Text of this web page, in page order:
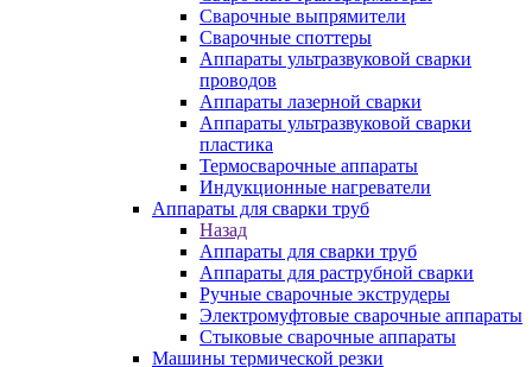
Сварочные выпрямители
Сварочные споттеры
Аппараты ультразвуковой сварки
проводов
Аппараты лазерной сварки
Аппараты ультразвуковой сварки
пластика
Термосварочные аппараты
Индукционные нагреватели
Аппараты для сварки труб
Назад
Аппараты для сварки труб
Аппараты для раструбной сварки
Ручные сварочные экструдеры
Электромуфтовые сварочные аппараты
Стыковые сварочные аппараты
Машины термической резки